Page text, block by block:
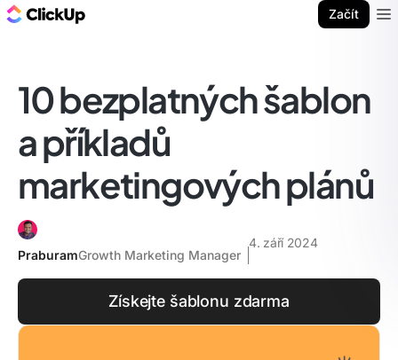
Začít
10 bezplatných šablon
a příkladů
marketingových plánů
PraburamGrowth Marketing Manager
4. září 2024
Získejte šablonu zdarma